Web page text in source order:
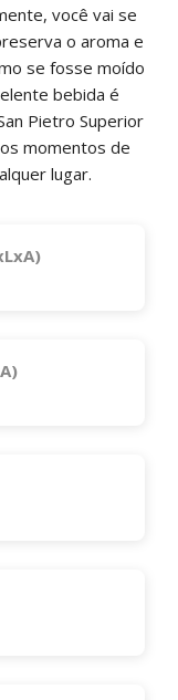
você vai se
o aroma e
se fosse moído
bebida é
Pietro Superior
momentos de
lugar.